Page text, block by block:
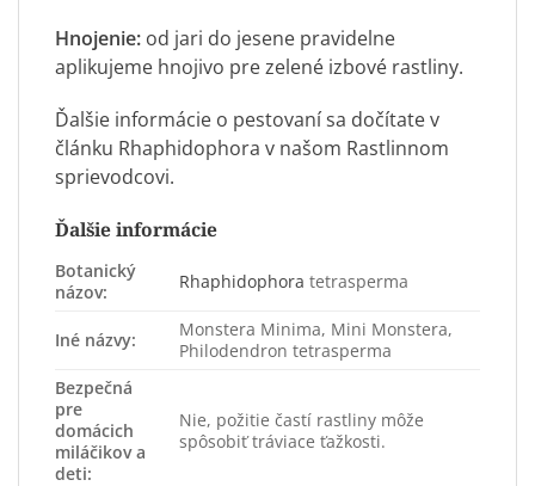
Hnojenie: od jari do jesene pravidelne
aplikujeme hnojivo pre zelené izbové rastliny.
Ďalšie informácie o pestovaní sa dočítate v
článku Rhaphidophora v našom Rastlinnom
sprievodcovi.
Ďalšie informácie
Botanický
názov:
Rhaphidophora tetrasperma
Iné názvy:
Monstera Minima, Mini Monstera,
Philodendron tetrasperma
Bezpečná
pre
domácich
miláčikov a
deti:
Nie, požitie častí rastliny môže
spôsobiť tráviace ťažkosti.